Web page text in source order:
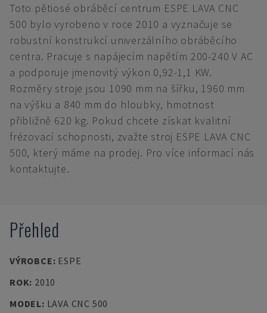
Toto pětiosé obráběcí centrum ESPE LAVA CNC
500 bylo vyrobeno v roce 2010 a vyznačuje se
robustní konstrukcí univerzálního obráběcího
centra. Pracuje s napájecím napětím 200-240 V AC
a podporuje jmenovitý výkon 0,92-1,1 KW.
Rozměry stroje jsou 1090 mm na šířku, 1960 mm
na výšku a 840 mm do hloubky, hmotnost
přibližně 620 kg. Pokud chcete získat kvalitní
frézovací schopnosti, zvažte stroj ESPE LAVA CNC
500, který máme na prodej. Pro více informací nás
kontaktujte.
Přehled
VÝROBCE: ESPE
ROK: 2010
MODEL: LAVA CNC 500